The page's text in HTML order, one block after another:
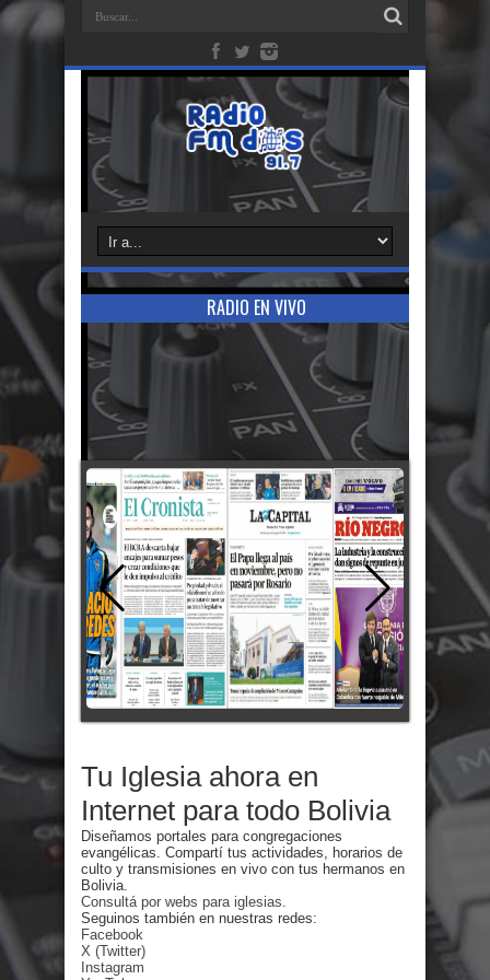
RADIO EN VIVO
Tu Iglesia ahora en
Internet para todo Bolivia
Diseñamos portales para congregaciones
evangélicas. Compartí tus actividades, horarios de
culto y transmisiones en vivo con tus hermanos en
Bolivia.
Consultá por webs para iglesias.
Seguinos también en nuestras redes:
Facebook
X (Twitter)
Instagram